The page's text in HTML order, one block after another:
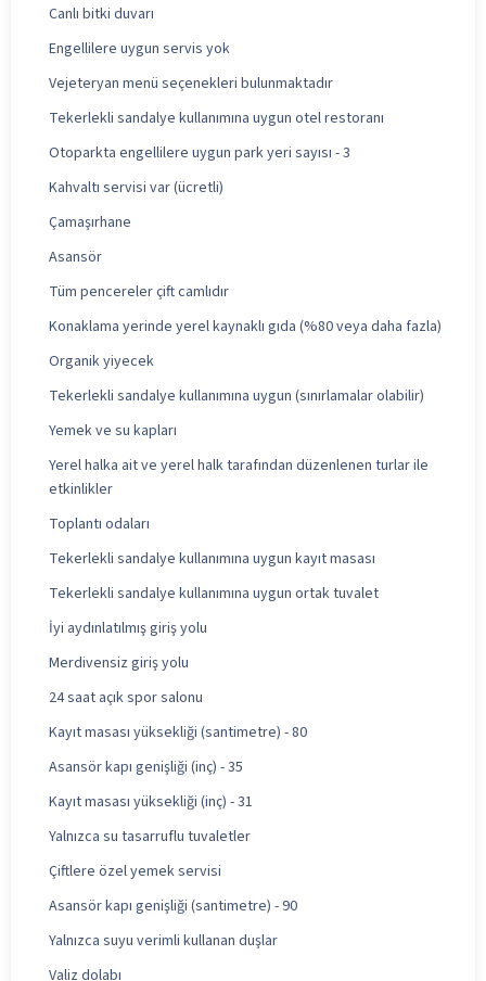
Canlı bitki duvarı
Engellilere uygun servis yok
Vejeteryan menü seçenekleri bulunmaktadır
Tekerlekli sandalye kullanımına uygun otel restoranı
Otoparkta engellilere uygun park yeri sayısı - 3
Kahvaltı servisi var (ücretli)
Çamaşırhane
Asansör
Tüm pencereler çift camlıdır
Konaklama yerinde yerel kaynaklı gıda (%80 veya daha fazla)
Organik yiyecek
Tekerlekli sandalye kullanımına uygun (sınırlamalar olabilir)
Yemek ve su kapları
Yerel halka ait ve yerel halk tarafından düzenlenen turlar ile
etkinlikler
Toplantı odaları
Tekerlekli sandalye kullanımına uygun kayıt masası
Tekerlekli sandalye kullanımına uygun ortak tuvalet
İyi aydınlatılmış giriş yolu
Merdivensiz giriş yolu
24 saat açık spor salonu
Kayıt masası yüksekliği (santimetre) - 80
Asansör kapı genişliği (inç) - 35
Kayıt masası yüksekliği (inç) - 31
Yalnızca su tasarruflu tuvaletler
Çiftlere özel yemek servisi
Asansör kapı genişliği (santimetre) - 90
Yalnızca suyu verimli kullanan duşlar
Valiz dolabı